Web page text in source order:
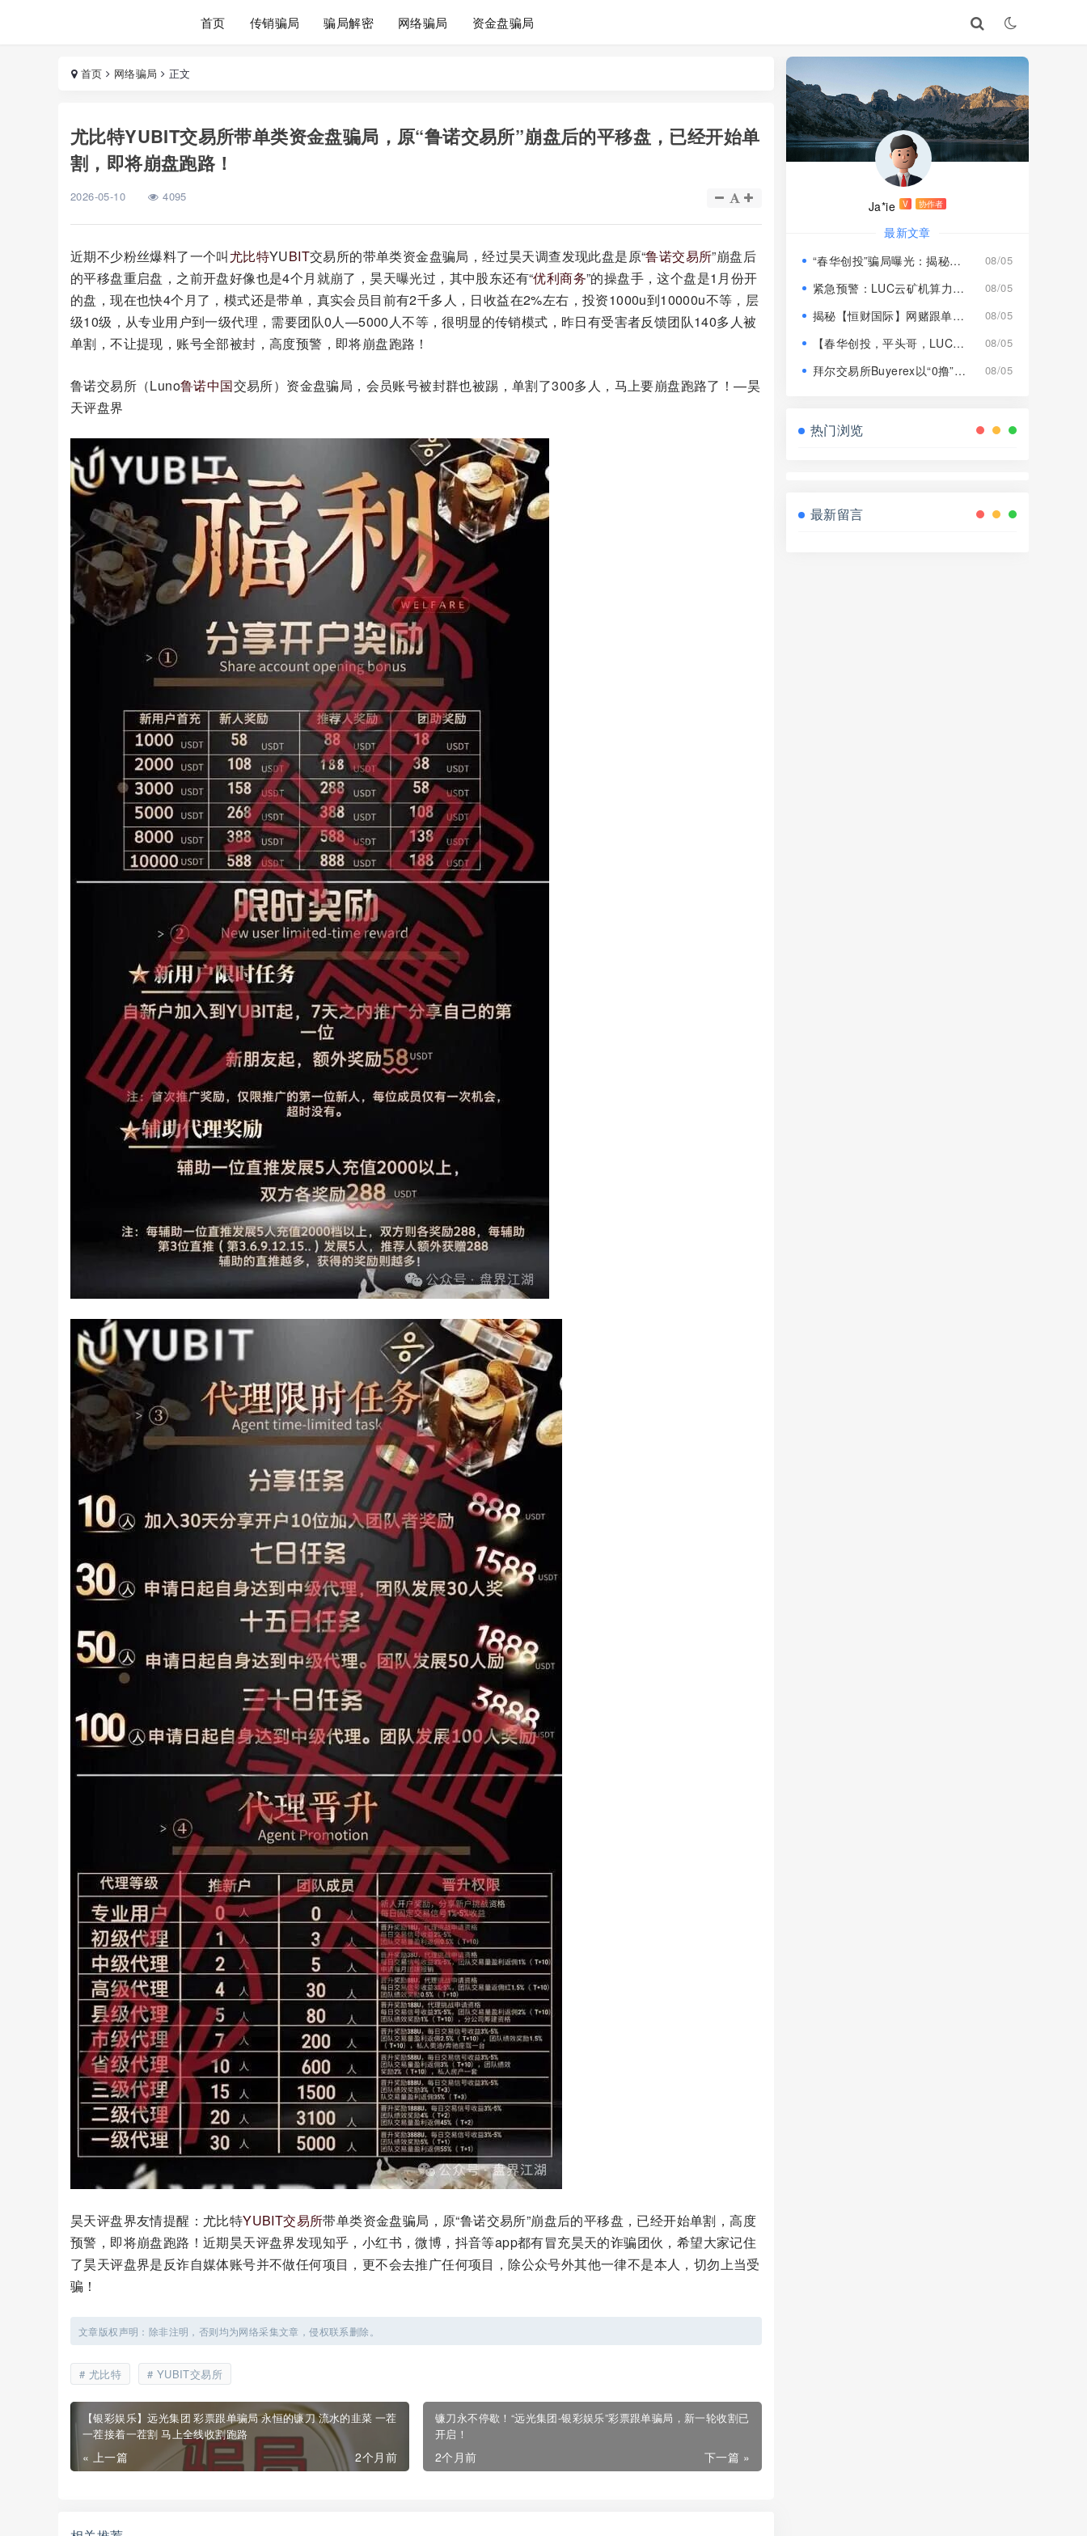
首页 传销骗局 骗局解密 网络骗局 资金盘骗局
首页 网络骗局 正文
尤比特YUBIT交易所带单类资金盘骗局，原“鲁诺交易所”崩盘后的平移盘，已经开始单
割，即将崩盘跑路！
2026-05-10 4095
近期不少粉丝爆料了一个叫尤比特YUBIT交易所的带单类资金盘骗局，经过昊天调查发现此盘是原“鲁诺交易所”崩盘后
的平移盘重启盘，之前开盘好像也是4个月就崩了，昊天曝光过，其中股东还有“优利商务”的操盘手，这个盘是1月份开
的盘，现在也快4个月了，模式还是带单，真实会员目前有2千多人，日收益在2%左右，投资1000u到10000u不等，层
级10级，从专业用户到一级代理，需要团队0人—5000人不等，很明显的传销模式，昨日有受害者反馈团队140多人被
单割，不让提现，账号全部被封，高度预警，即将崩盘跑路！
鲁诺交易所（Luno鲁诺中国交易所）资金盘骗局，会员账号被封群也被踢，单割了300多人，马上要崩盘跑路了！—昊
天评盘界
昊天评盘界友情提醒：尤比特YUBIT交易所带单类资金盘骗局，原“鲁诺交易所”崩盘后的平移盘，已经开始单割，高度
预警，即将崩盘跑路！近期昊天评盘界发现知乎，小红书，微博，抖音等app都有冒充昊天的诈骗团伙，希望大家记住
了昊天评盘界是反诈自媒体账号并不做任何项目，更不会去推广任何项目，除公众号外其他一律不是本人，切勿上当受
骗！
文章版权声明：除非注明，否则均为网络采集文章，侵权联系删除。
尤比特 YUBIT交易所
【银彩娱乐】远光集团 彩票跟单骗局 永恒的镰刀 流水的韭菜 一茬
一茬接着一茬割 马上全线收割跑路
« 上一篇 2个月前
镰刀永不停歇！“远光集团-银彩娱乐”彩票跟单骗局，新一轮收割已
开启！
下一篇 »
2个月前
Ja*ie V 协作者
最新文章
“春华创投”骗局曝光：揭秘项目盘的欺诈手法!
08/05
紧急预警：LUC云矿机算力项目风险激增，高额挖矿收益背后全是套路 08/05
揭秘【恒财国际】网赌跟单盘深度风险预警！ 08/05
【春华创投，平头哥，LUC永久矿机】这3个项目都是骗局！已经收割，速度撤离！ 08/05
拜尔交易所Buyerex以“0撸”为噱头的分红类资金盘骗局，远离！ 08/05
热门浏览
最新留言